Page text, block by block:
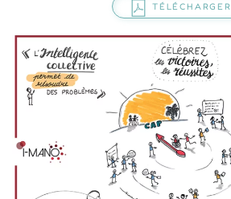
TÉLÉCHARGER